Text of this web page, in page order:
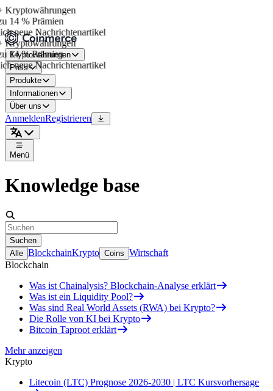
Kryptowährungen
14 % Prämien
neue Nachrichtenartikel
Kryptowährungen
14 % Prämien
neue Nachrichtenartikel
Kryptowährungen
Preis
Produkte
Informationen
Über uns
AnmeldenRegistrieren
Menü
Knowledge base
Suchen
Alle BlockchainKrypto Coins Wirtschaft
Blockchain
Was ist Chainalysis? Blockchain-Analyse erklärt
Was ist ein Liquidity Pool?
Was sind Real World Assets (RWA) bei Krypto?
Die Rolle von KI bei Krypto
Bitcoin Taproot erklärt
Mehr anzeigen
Krypto
Litecoin (LTC) Prognose 2026-2030 | LTC Kursvorhersage